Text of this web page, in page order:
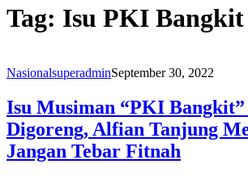
Tag: Isu PKI
NasionalsuperadminSeptember 30, 2022
Isu Musiman “PKI Bangkit”
Digoreng, Alfian Tanjung
Jangan Tebar Fitnah